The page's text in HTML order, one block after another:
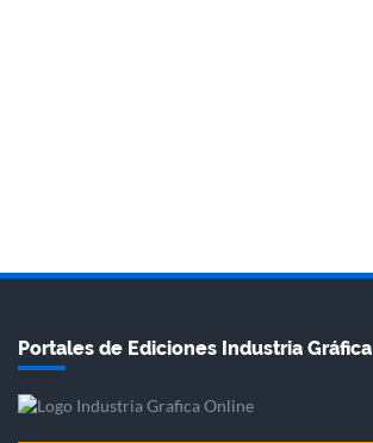
Portales de Ediciones Industria Gráfica